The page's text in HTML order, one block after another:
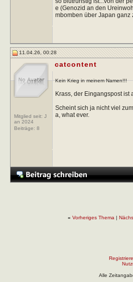
e (Genozid an den
mbomben über Japan ganz
11.04.26, 00:28
Mitglied seit: J
an 2024
Beiträge: 8
catcontent
Kein Krieg in meinem Namen!!!
Krass, der Eingangspost ist
Scheint sich ja nicht viel
a, what ever.
« Vorheriges Thema |
Alle